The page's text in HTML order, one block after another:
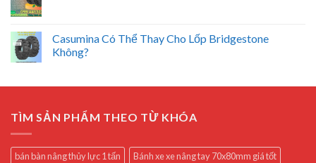
Casumina Có Thể Thay Cho Lốp Bridgestone
Không?
TÌM SẢN PHẨM THEO TỪ KHÓA
bán bàn nâng thủy lực 1 tấn
Bánh xe xe nâng tay 70x80mm giá tốt